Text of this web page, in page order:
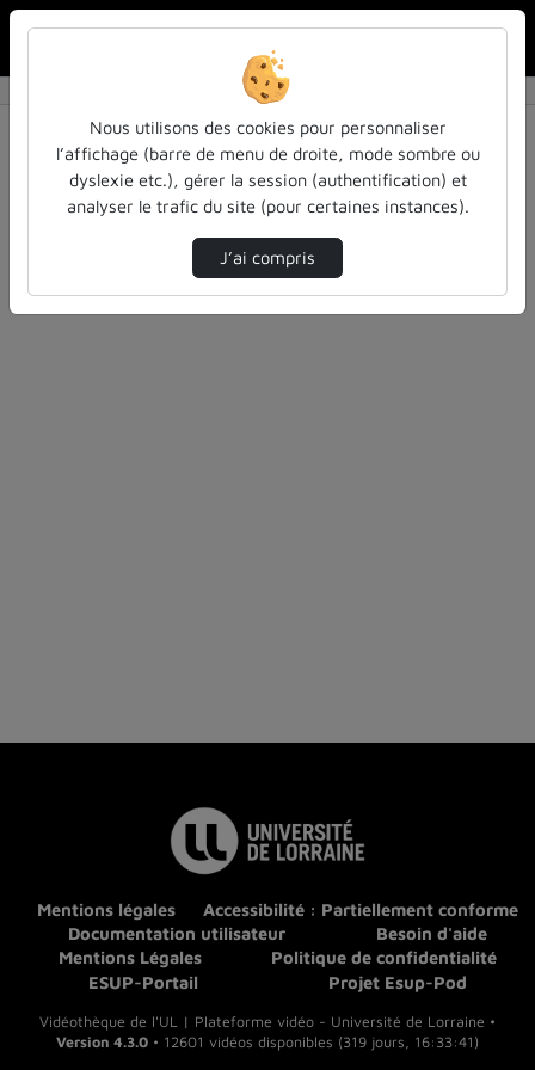
Résultats de la recherche
Filtres actifs (cliquer pour en retirer) :
Français
arbre chimie-et-sciences-connexes
Mentions légales
Accessibilité : Partiellement conforme
Documentation utilisateur
Besoin d'aide
Mentions Légales
Politique de confidentialité
ESUP-Portail
Projet Esup-Pod
Vidéothèque de l'UL | Plateforme vidéo - Université de Lorraine •
Version 4.3.0 • 12601 vidéos disponibles (319 jours, 16:33:41)
Nous utilisons des cookies pour personnaliser
l’affichage (barre de menu de droite, mode sombre ou
dyslexie etc.), gérer la session (authentification) et
analyser le trafic du site (pour certaines instances).
J’ai compris